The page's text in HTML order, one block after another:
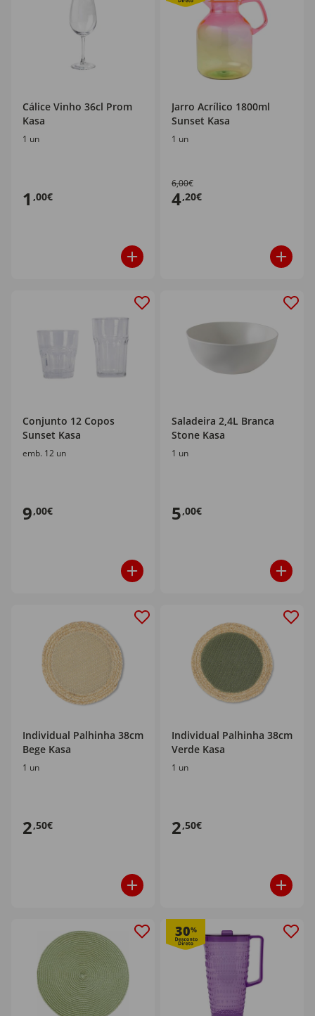
Cálice Vinho 36cl Prom
Kasa
1 un
1 ,00€
Jarro Acrílico 1800ml
Sunset Kasa
1 un
6,00€
4,20€
Conjunto 12 Copos
Sunset Kasa
emb. 12 un
9,00€
Saladeira 2,4L Branca
Stone Kasa
1 un
5,00€
Individual Palhinha 38cm
Bege Kasa
1 un
2,50€
Individual Palhinha 38cm
Verde Kasa
1 un
2,50€
30%